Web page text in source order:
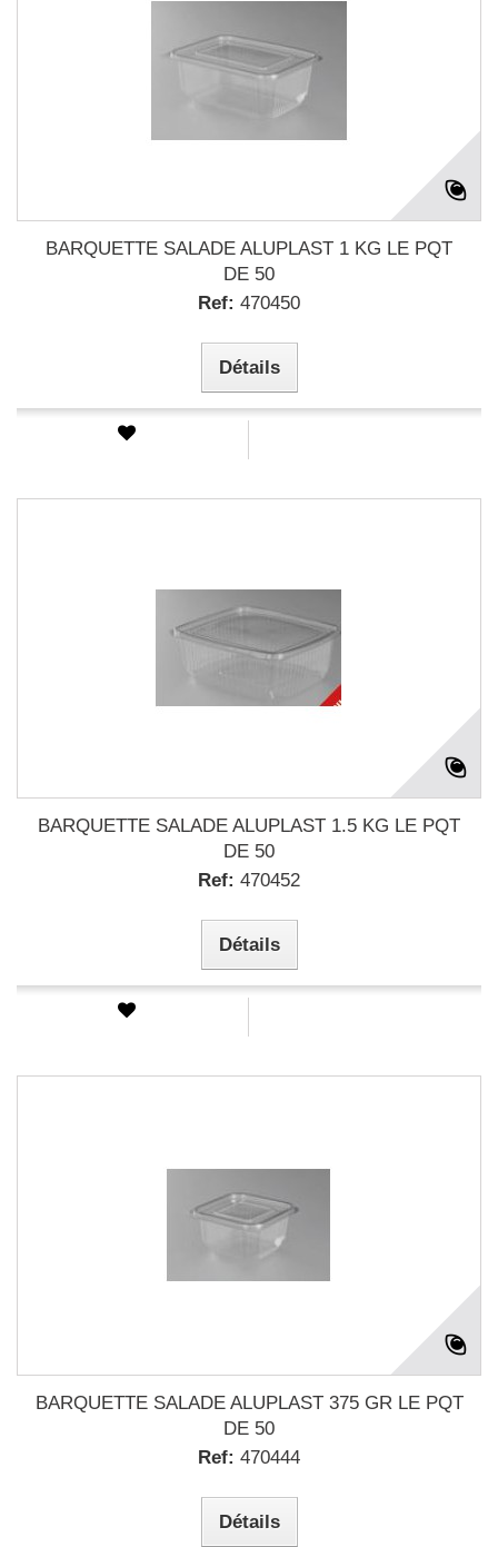
BARQUETTE SALADE ALUPLAST 1 KG LE PQT
DE 50
Ref: 470450
Détails
BARQUETTE SALADE ALUPLAST 1.5 KG LE PQT
DE 50
Ref: 470452
Détails
BARQUETTE SALADE ALUPLAST 375 GR LE PQT
DE 50
Ref: 470444
Détails